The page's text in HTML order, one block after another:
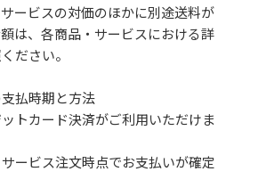
ービスの対価のほかに別途送料が
は、各商品・サービスにおける詳
ださい。
払時期と方法
トカード決済がご利用いただけま
ービス注文時点でお支払いが確定